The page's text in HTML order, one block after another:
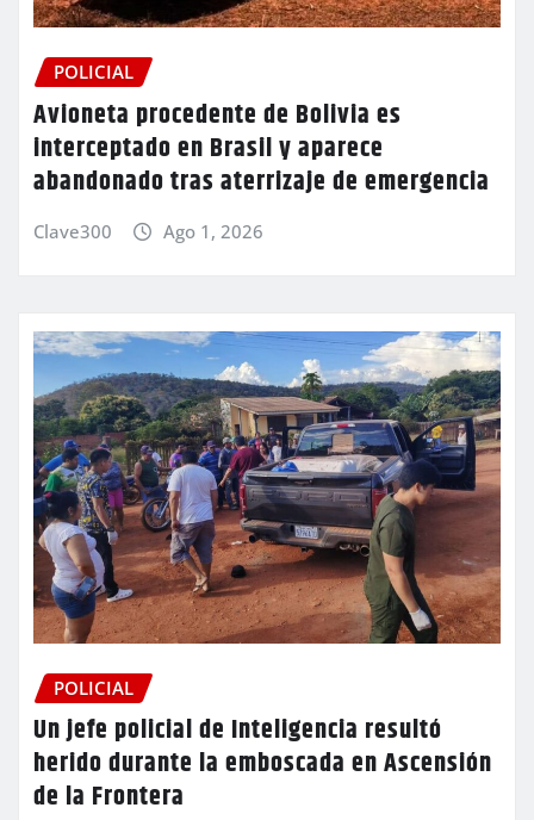
POLICIAL
Avioneta procedente de Bolivia es
interceptado en Brasil y aparece
abandonado tras aterrizaje de emergencia
Clave300 Ago 1, 2026
POLICIAL
Un jefe policial de Inteligencia resultó
herido durante la emboscada en Ascensión
de la Frontera